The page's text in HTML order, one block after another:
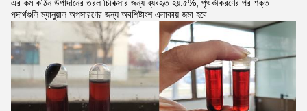
এর কম কঠিন উপাদানের তরল চিকিত্সার জন্য ব্যবহৃত হয়.৫%, পৃথকীকরণের পর শক্ত
পদার্থগুলি ম্যানুয়াল অপসারণের জন্য অবশিষ্টাংশ এলাকায় জমা হবে